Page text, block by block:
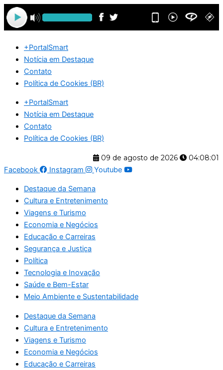
Ir
para
o
+PortalSmart
Notícia em Destaque
Contato
Política de Cookies (BR)
+PortalSmart
Notícia em Destaque
Contato
Política de Cookies (BR)
09 de agosto de 2026
04:08:01
Facebook
Instagram Youtube
Destaque da Semana
Cultura e Entretenimento
Viagens e Turismo
Economia e Negócios
Educação e Carreiras
Segurança e Justiça
Política
Tecnologia e Inovação
Saúde e Bem-Estar
Meio Ambiente e Sustentabilidade
Destaque da Semana
Cultura e Entretenimento
Viagens e Turismo
Economia e Negócios
Educação e Carreiras